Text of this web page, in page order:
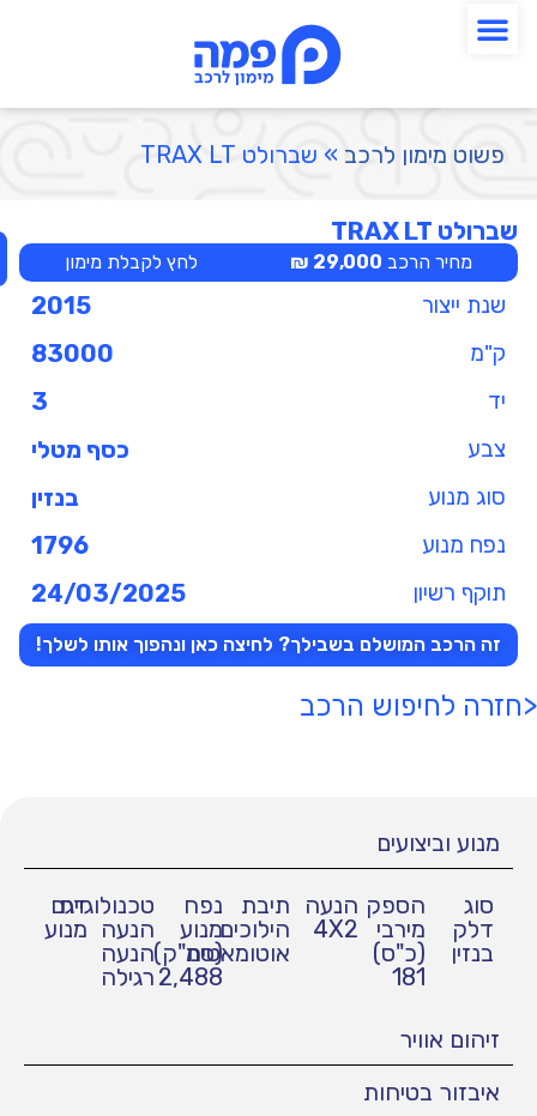
פשוט מימון לרכב » שברולט TRAX LT
שברולט TRAX LT
מחיר הרכב 29,000 ₪ לחץ לקבלת מימון
שנת ייצור 2015
ק"מ 83000
יד 3
צבע כסף מטלי
סוג מנוע בנזין
נפח מנוע 1796
תוקף רשיון 24/03/2025
זה הרכב המושלם בשבילך? לחיצה כאן ונהפוך אותו לשלך!
<חזרה לחיפוש הרכב
מנוע וביצועים
סוג
דלק
בנזין
הספק
מירבי
(כ"ס)
181
הנעה
4X2
תיבת
הילוכים
אוטומאטית
נפח
מנוע
(סמ"ק)
2,488
טכנולוגיית
הנעה
הנעה
רגילה
דגם
מנוע
זיהום אוויר
איבזור בטיחות